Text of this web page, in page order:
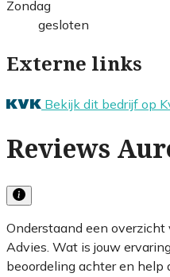
Zondag
gesloten
Externe links
Bekijk dit bedrijf op
Reviews
Onderstaand een
Advies. Wat is jouw
beoordeling achter en help